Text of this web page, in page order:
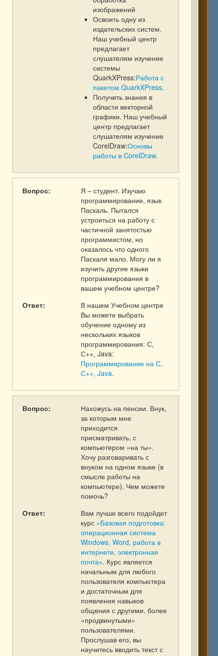
изображений
Освоить одну из
издательских систем.
Наш учебный центр
предлагает
слушателям изучение
системы
QuarkXPress:Работа с
пакетом QuarkXPress.
Получить знания в
области векторной
графики. Наш учебный
центр предлагает
слушателям изучение
CorelDraw:Основы
работы в CorelDraw.
Вопрос:
Я – студент. Изучаю
программирование, язык
Паскаль. Пытался
устроиться на работу с
частичной занятостью
программистом, но
оказалось что одного
Паскаля мало. Могу ли я
изучить другие языки
программирования в
вашем учебном центре?
Ответ:
В нашем Учебном центре
Вы можете выбрать
обучение одному из
нескольких языков
программирования: С,
С++, Java:
Программирование на С,
С++, Java.
Вопрос:
Нахожусь на пенсии. Внук,
за которым мне
приходится
присматривать, с
компьютером «на ты».
Хочу разговаривать с
внуком на одном языке (в
смысле работы на
компьютере). Чем можете
помочь?
Ответ:
Вам лучше всего подойдет
курс «Базовая подготовка:
операционная система
Windows, Word, работа в
интернете, электронная
почта». Курс является
начальным для любого
пользователя компьютера
и достаточным для
появления навыков
общения с другими, более
«продвинутыми»
пользователями.
Прослушав его, вы
научитесь вводить текст с